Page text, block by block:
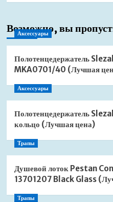
Возможно, вы
Аксессуары
Полотенцедержатель
MKA0701/40 (Лучшая
Аксессуары
Полотенцедержатель
кольцо (Лучшая цена)
Трапы
Душевой лоток Pestan
13701207 Black Glass
Трапы